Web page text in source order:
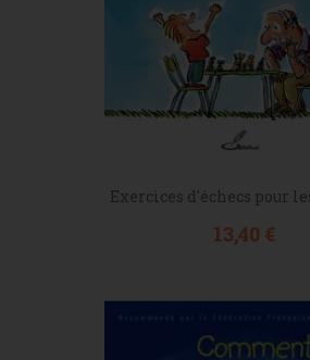
Exercices d'échecs pour
Prix
13,40 €